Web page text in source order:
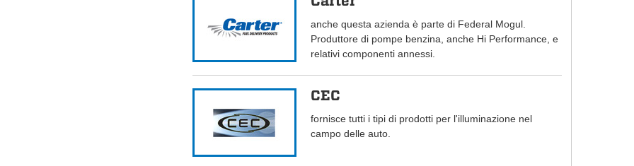
anche questa azienda è parte di Federal Mogul.
Produttore di pompe benzina, anche Hi Performance, e
relativi componenti annessi.
CEC
fornisce tutti i tipi di prodotti per l'illuminazione nel
campo delle auto.